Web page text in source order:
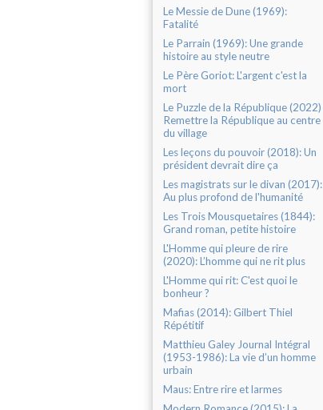
Le Messie de Dune (1969):
Fatalité
Le Parrain (1969): Une grande
histoire au style neutre
Le Père Goriot: L'argent c'est la
mort
Le Puzzle de la République (2022)
Remettre la République au centre
du village
Les leçons du pouvoir (2018): Un
président devrait dire ça
Les magistrats sur le divan (2017):
Au plus profond de l'humanité
Les Trois Mousquetaires (1844):
Grand roman, petite histoire
L'Homme qui pleure de rire
(2020): L’homme qui ne rit plus
L'Homme qui rit: C'est quoi le
bonheur ?
Mafias (2014): Gilbert Thiel
Répétitif
Matthieu Galey Journal Intégral
(1953-1986): La vie d’un homme
urbain
Maus: Entre rire et larmes